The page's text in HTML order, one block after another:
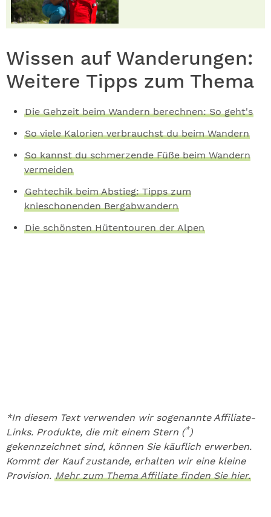
Wissen auf Wanderungen:
Weitere Tipps zum Thema
Die Gehzeit beim Wandern berechnen: So geht's
So viele Kalorien verbrauchst du beim Wandern
So kannst du schmerzende Füße beim Wandern
vermeiden
Gehtechik beim Abstieg: Tipps zum
knieschonenden Bergabwandern
Die schönsten Hütentouren der Alpen
*In diesem Text verwenden wir sogenannte Affiliate-
Links. Produkte, die mit einem Stern (*)
gekennzeichnet sind, können Sie käuflich erwerben.
Kommt der Kauf zustande, erhalten wir eine kleine
Provision. Mehr zum Thema Affiliate finden Sie hier.